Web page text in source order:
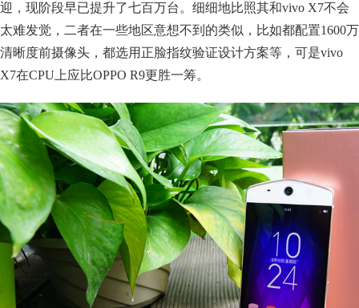
迎，现阶段早已提升了七百万台。细细地比照其和vivo X7不会
太难发觉，二者在一些地区意想不到的类似，比如都配置1600万
清晰度前摄像头，都选用正脸指纹验证设计方案等，可是vivo
X7在CPU上应比OPPO R9更胜一筹。